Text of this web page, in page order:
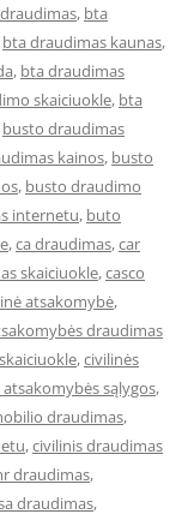
, bta
bta draudimas kaunas,
, bta draudimas
skaiciuokle, bta
busto draudimas
kainos, busto
, busto draudimo
internetu, buto
,ca draudimas,car
skaiciuokle,casco
atsakomybė,
draudimas
,civilinės
atsakomybės sąlygos,
draudimas,
,civilinis draudimas
draudimas,
draudimas,